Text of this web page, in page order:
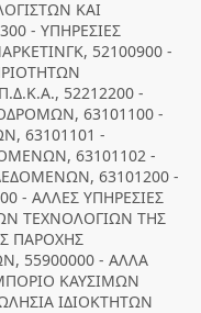
ΚΑΙ
- ΥΠΗΡΕΣΙΕΣ
52100900 -
52212200 -
63101100 -
63101101 -
63101102 -
63101200 -
- ΑΛΛΕΣ ΥΠΗΡΕΣΙΕΣ
ΤΕΧΝΟΛΟΓΙΩΝ ΤΗΣ
ΠΑΡΟΧΗΣ
55900000 - ΑΛΛΑ
ΚΑΥΣΙΜΩΝ
ΙΔΙΟΚΤΗΤΩΝ